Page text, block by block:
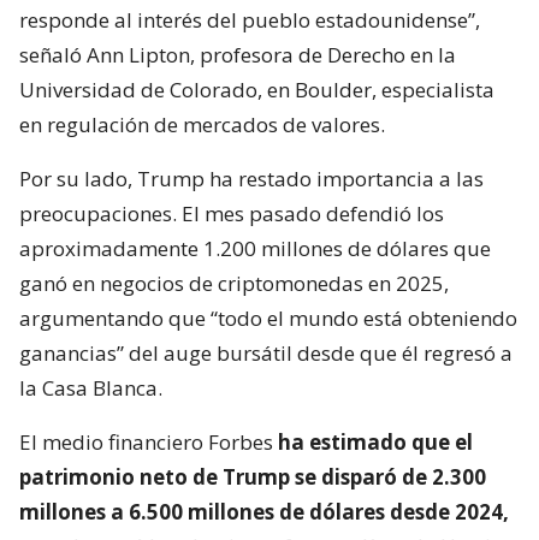
responde al interés del pueblo estadounidense”,
señaló Ann Lipton, profesora de Derecho en la
Universidad de Colorado, en Boulder, especialista
en regulación de mercados de valores.
Por su lado, Trump ha restado importancia a las
preocupaciones. El mes pasado defendió los
aproximadamente 1.200 millones de dólares que
ganó en negocios de criptomonedas en 2025,
argumentando que “todo el mundo está obteniendo
ganancias” del auge bursátil desde que él regresó a
la Casa Blanca.
El medio financiero Forbes ha estimado que el
patrimonio neto de Trump se disparó de 2.300
millones a 6.500 millones de dólares desde 2024,